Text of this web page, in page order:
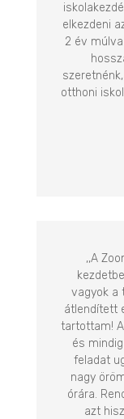
elkezdeni
2 év
otthoni
,,A
vagyok a
átlendített
tartottam!
és
feladat
nagy
órára.
azt